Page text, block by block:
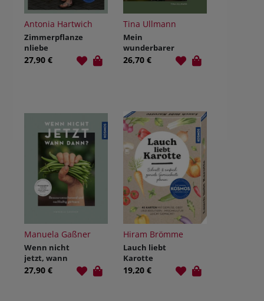
Antonia Hartwich
Zimmerpflanze
nliebe
27,90 €
Tina Ullmann
Mein
wunderbarer
Topfgarten
26,70 €
Manuela Gaßner
Wenn nicht
jetzt, wann
dann?
27,90 €
Hiram Brömme
Lauch liebt
Karotte
19,20 €